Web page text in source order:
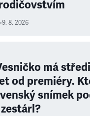
•9. 8. 2026
má
od premiéry.
snímek